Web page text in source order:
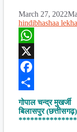
March 27, 2022
hindibhashaa
WhatsApp
X
Facebook
Share
गोपाल चन्द्र मुखर्जी
बिलासपुर (छत्तीसगढ़)